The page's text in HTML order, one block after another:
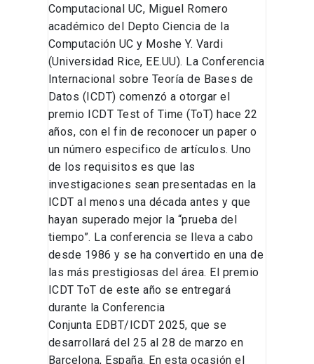
Computacional UC, Miguel Romero
académico del Depto Ciencia de la
Computación UC y Moshe Y. Vardi
(Universidad Rice, EE.UU). La Conferencia
Internacional sobre Teoría de Bases de
Datos (ICDT) comenzó a otorgar el
premio ICDT Test of Time (ToT) hace 22
años, con el fin de reconocer un paper o
un número especifico de artículos. Uno
de los requisitos es que las
investigaciones sean presentadas en la
ICDT al menos una década antes y que
hayan superado mejor la “prueba del
tiempo”. La conferencia se lleva a cabo
desde 1986 y se ha convertido en una de
las más prestigiosas del área. El premio
ICDT ToT de este año se entregará
durante la Conferencia
Conjunta EDBT/ICDT 2025, que se
desarrollará del 25 al 28 de marzo en
Barcelona, España. En esta ocasión el